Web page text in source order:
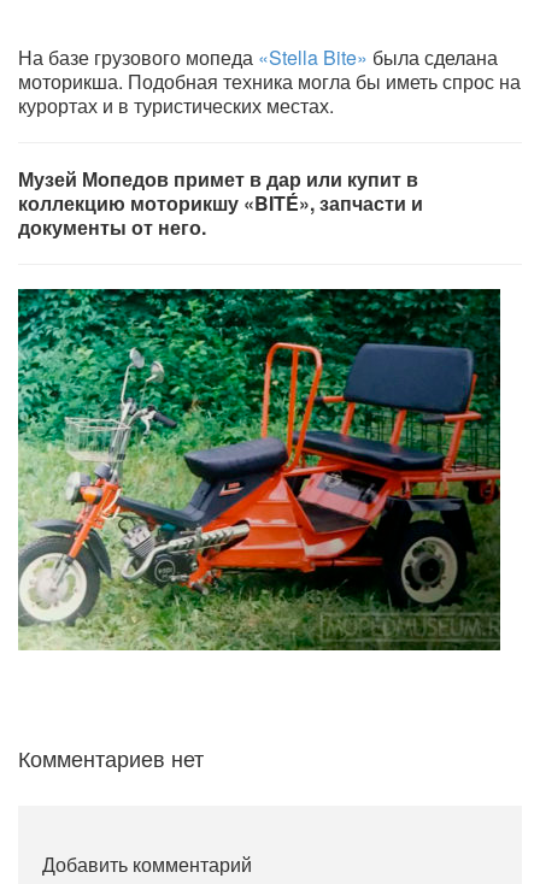
На базе грузового мопеда «Stella Bite» была сделана
моторикша. Подобная техника могла бы иметь спрос на
курортах и в туристических местах.
Музей Мопедов примет в дар или купит в
коллекцию моторикшу «BITÉ», запчасти и
документы от него.
Комментариев нет
Добавить комментарий